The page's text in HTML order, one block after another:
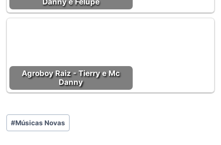
Danny e Felupe
Agroboy Raiz - Tierry e Mc
Danny
Tags
do
#Músicas Novas